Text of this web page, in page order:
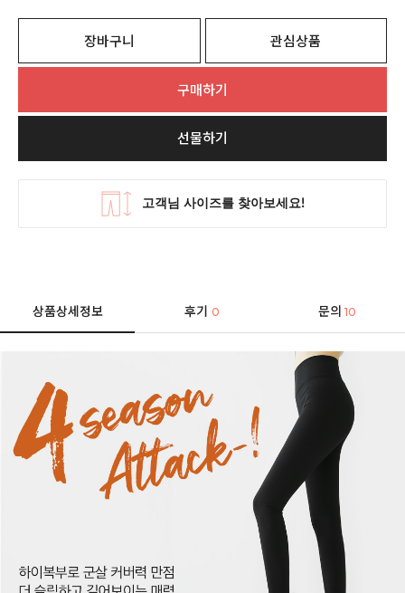
장바구니 관심상품
구매하기
선물하기
상품상세정보 후기0 문의 10